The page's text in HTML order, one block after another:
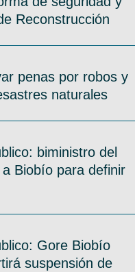
Reconstrucción
penas por robos y
naturales
biministro del
Biobío para definir
Gore Biobío
suspensión de